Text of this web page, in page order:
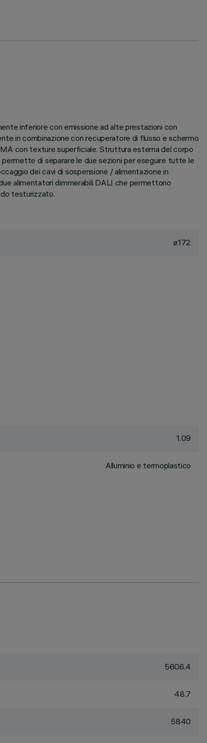
inferiore con emissione ad alte prestazioni con
in combinazione con recuperatore di flusso e schermo
con texture superficiale. Struttura esterna del corpo
di separare le due sezioni per eseguire tutte le
dei cavi di sospensione / alimentazione in
alimentatori dimmerabili DALI che permettono
testurizzato.
ø172
1.09
Alluminio e termoplastico
5606.4
48.7
5840